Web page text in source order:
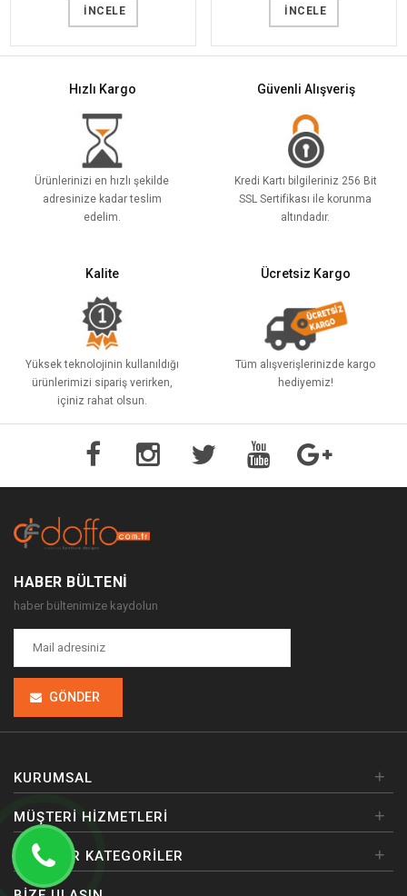
İNCELE İNCELE
Hızlı Kargo
Ürünlerinizi en hızlı şekilde
adresinize kadar teslim
edelim.
Güvenli Alışveriş
Kredi Kartı bilgileriniz 256 Bit
SSL Sertifikası ile korunma
altındadır.
Kalite
Yüksek teknolojinin kullanıldığı
ürünlerimizi sipariş verirken,
içiniz rahat olsun.
Ücretsiz Kargo
Tüm alışverişlerinizde kargo
hediyemiz!
HABER BÜLTENI
haber bültenimize kaydolun
GÖNDER
KURUMSAL +
MÜŞTERI HIZMETLERI +
POPÜLER KATEGORILER +